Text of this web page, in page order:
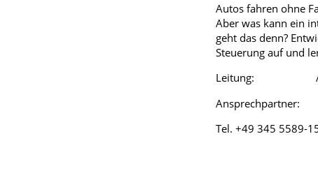
Autos fahren ohne
Aber was kann ein
geht das denn?
Steuerung auf und
Leitung:
Ansprechpartner:
Tel. +49 345 5589-